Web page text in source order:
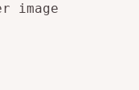
image